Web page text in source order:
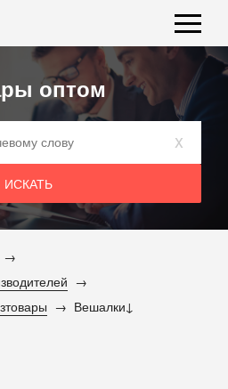
оптом
x
Вешалки